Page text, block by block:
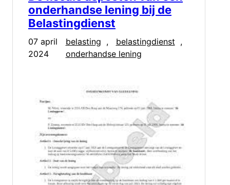
onderhandse lening bij de
Belastingdienst
07 april
2024
belasting , belastingdienst
,
onderhandse lening